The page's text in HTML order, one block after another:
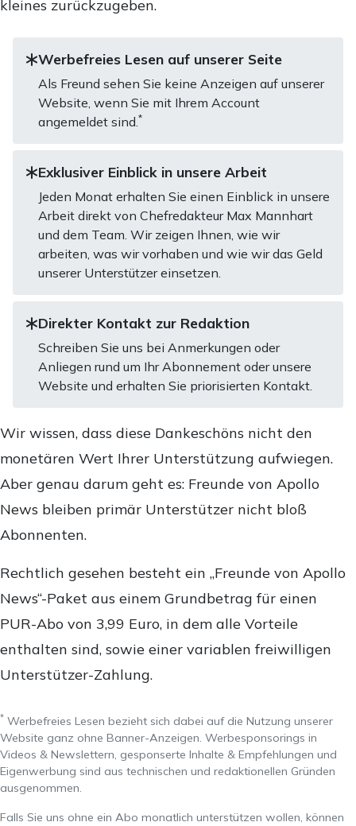
kleines zurückzugeben.
Werbefreies Lesen auf unserer Seite
Als Freund sehen Sie keine Anzeigen auf unserer
Website, wenn Sie mit Ihrem Account
angemeldet sind.*
Exklusiver Einblick in unsere Arbeit
Jeden Monat erhalten Sie einen Einblick in unsere
Arbeit direkt von Chefredakteur Max Mannhart
und dem Team. Wir zeigen Ihnen, wie wir
arbeiten, was wir vorhaben und wie wir das Geld
unserer Unterstützer einsetzen.
Direkter Kontakt zur Redaktion
Schreiben Sie uns bei Anmerkungen oder
Anliegen rund um Ihr Abonnement oder unsere
Website und erhalten Sie priorisierten Kontakt.
Wir wissen, dass diese Dankeschöns nicht den
monetären Wert Ihrer Unterstützung aufwiegen.
Aber genau darum geht es: Freunde von Apollo
News bleiben primär Unterstützer nicht bloß
Abonnenten.
Rechtlich gesehen besteht ein „Freunde von Apollo
News“-Paket aus einem Grundbetrag für einen
PUR-Abo von 3,99 Euro, in dem alle Vorteile
enthalten sind, sowie einer variablen freiwilligen
Unterstützer-Zahlung.
* Werbefreies Lesen bezieht sich dabei auf die Nutzung unserer
Website ganz ohne Banner-Anzeigen. Werbesponsorings in
Videos & Newslettern, gesponserte Inhalte & Empfehlungen und
Eigenwerbung sind aus technischen und redaktionellen Gründen
ausgenommen.
Falls Sie uns ohne ein Abo monatlich unterstützen wollen, können